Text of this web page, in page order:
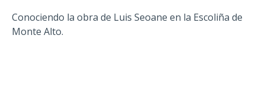
Conociendo la obra de Luis Seoane en la Escoliña de
Monte Alto.